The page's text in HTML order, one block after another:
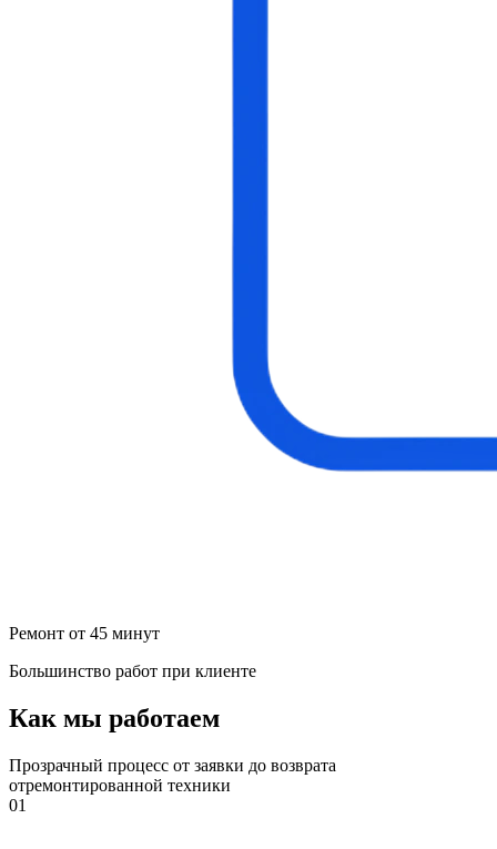
Ремонт от 45 минут
Большинство работ при клиенте
Как мы работаем
Прозрачный процесс от заявки до возврата
отремонтированной техники
01